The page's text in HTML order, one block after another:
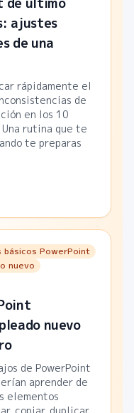
ajustes
de una
rápidamente el
de
en los 10
rutina que te
te preparas
básicos PowerPoint
nuevo
nuevo
de PowerPoint
aprender de
elementos